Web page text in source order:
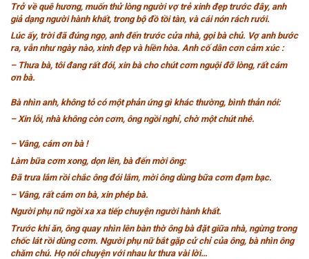
Trở về quê hương, muốn thử lòng người vợ trẻ xinh đẹp trước đây, anh
giả dạng người hành khất, trong bộ đồ tồi tàn, và cái nón rách rưới.
Lúc ấy, trời đã đúng ngọ, anh đến trước cửa nhà, gọi bà chủ. Vợ anh bước
ra, vẫn như ngày nào, xinh đẹp và hiền hòa. Anh cố dằn cơn cảm xúc :
– Thưa bà, tôi đang rất đói, xin bà cho chút cơm nguội đỡ lòng, rất cám
ơn bà.
Bà nhìn anh, không tỏ có một phản ứng gì khác thường, bình thản nói:
– Xin lỗi, nhà không còn cơm, ông ngồi nghỉ, chờ một chút nhé.
– Vâng, cám ơn bà !
Làm bữa cơm xong, dọn lên, bà đến mời ông:
Đã trưa lắm rồi chắc ông đói lắm, mời ông dùng bữa cơm đạm bạc.
– Vâng, rất cám ơn bà, xin phép bà.
Người phụ nữ ngồi xa xa tiếp chuyện người hành khất.
Trước khi ăn, ông quay nhìn lên bàn thờ ông bà đặt giữa nhà, ngừng trong
chốc lát rồi dùng cơm. Người phụ nữ bắt gặp cử chỉ của ông, bà nhìn ông
chăm chú. Họ nói chuyện với nhau lư thưa vài lời…